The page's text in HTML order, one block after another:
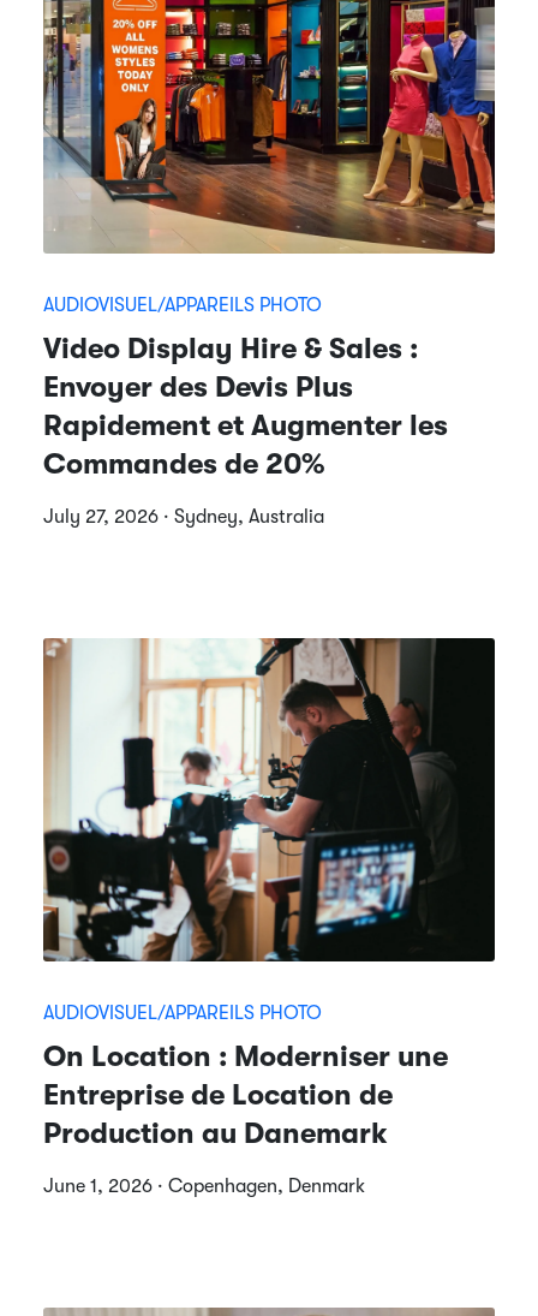
AUDIOVISUEL/APPAREILS PHOTO
Video Display Hire & Sales :
Envoyer des Devis Plus
Rapidement et Augmenter les
Commandes de 20%
July 27, 2026 · Sydney, Australia
AUDIOVISUEL/APPAREILS PHOTO
On Location : Moderniser une
Entreprise de Location de
Production au Danemark
June 1, 2026 · Copenhagen, Denmark